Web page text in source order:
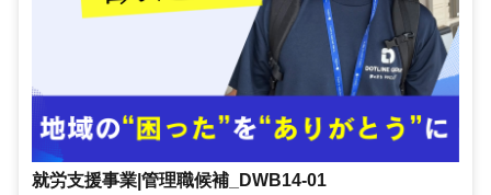
就労支援事業|管理職候補_DWB14-01